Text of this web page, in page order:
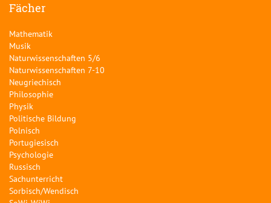
Fächer
Mathematik
Musik
Naturwissenschaften 5/6
Naturwissenschaften 7-10
Neugriechisch
Philosophie
Physik
Politische Bildung
Polnisch
Portugiesisch
Psychologie
Russisch
Sachunterricht
Sorbisch/Wendisch